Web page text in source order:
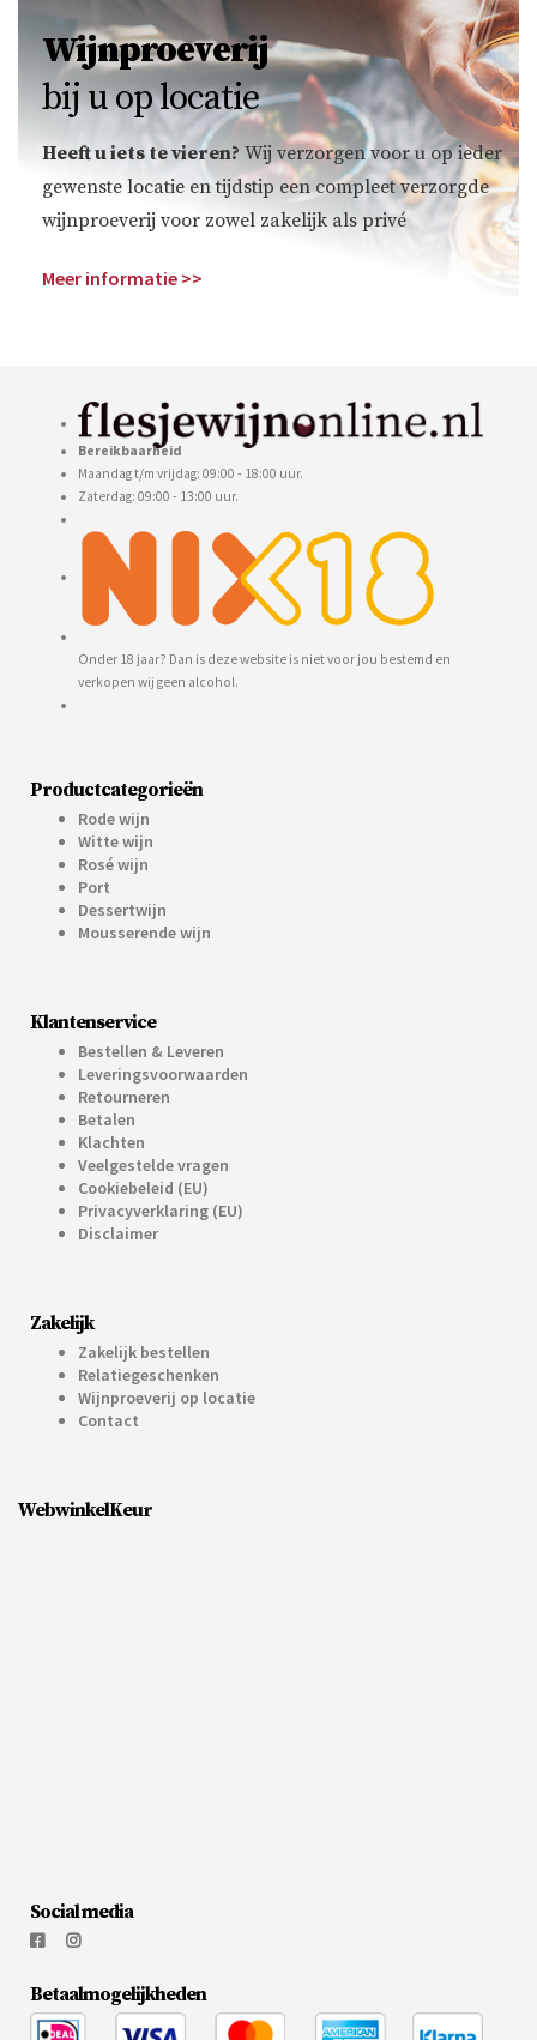
Wijnproeverij
bij u op locatie
Heeft u iets te vieren? Wij verzorgen voor u op ieder
gewenste locatie en tijdstip een compleet verzorgde
wijnproeverij voor zowel zakelijk als privé
Meer informatie >>
Bereikbaarheid
Maandag t/m vrijdag: 09:00 - 18:00 uur.
Zaterdag: 09:00 - 13:00 uur.
Onder 18 jaar? Dan is deze website is niet voor jou bestemd en
verkopen wij geen alcohol.
Productcategorieën
Rode wijn
Witte wijn
Rosé wijn
Port
Dessertwijn
Mousserende wijn
Klantenservice
Bestellen & Leveren
Leveringsvoorwaarden
Retourneren
Betalen
Klachten
Veelgestelde vragen
Cookiebeleid (EU)
Privacyverklaring (EU)
Disclaimer
Zakelijk
Zakelijk bestellen
Relatiegeschenken
Wijnproeverij op locatie
Contact
WebwinkelKeur
Social media
Betaalmogelijkheden